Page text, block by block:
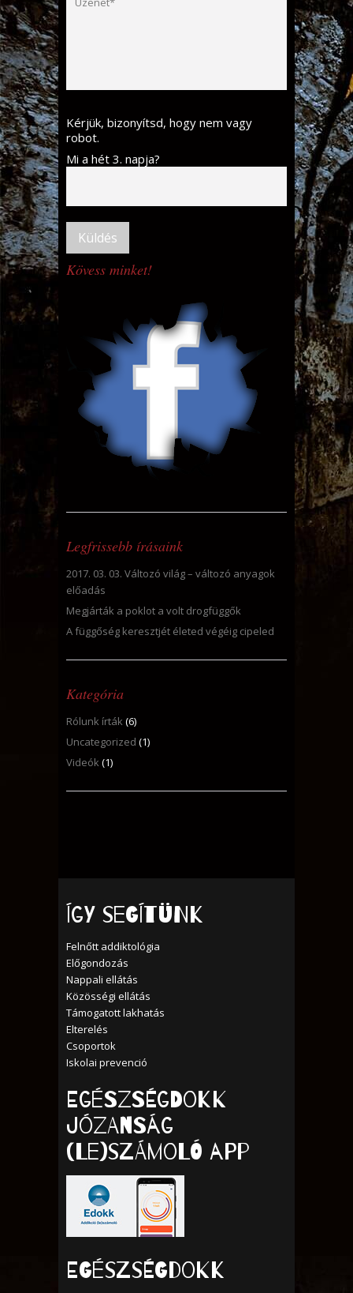
Kérjük, bizonyítsd, hogy nem vagy
robot.
Mi a hét 3. napja?
Kövess minket!
Legfrissebb írásaink
2017. 03. 03. Változó világ – változó anyagok
előadás
Megjárták a poklot a volt drogfüggők
A függőség keresztjét életed végéig cipeled
Kategória
Rólunk írták(6)
Uncategorized (1)
Videók(1)
Így segítünk
Felnőtt addiktológia
Előgondozás
Nappali ellátás
Közösségi ellátás
Támogatott lakhatás
Elterelés
Csoportok
Iskolai prevenció
Egészségdokk
Józanság
(Le)számoló APP
EGÉSZSÉGDOKK